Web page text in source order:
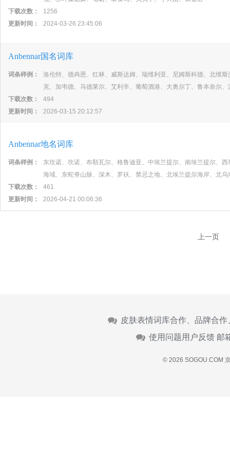
下载次数：
1256
更新时间：
2024-03-26 23:45:06
Anbennar国名词库
词条样例：
洛伦特、德冉恩、红林、威斯达姆、瑞维利亚、尼姆斯科德、北维
克、加韦德、马德莱尔、艾利辛、葡萄酒港、大奥尔丁、鲁本奈尔、
下载次数：
494
更新时间：
2026-03-15 20:12:57
Anbennar地名词库
词条样例：
东坎诺、坎诺、布勒瓦尔、格鲁迪亚、中埃兰提尔、南埃兰提尔、
海域、东蛇脊山脉、深木、罗祆、禁忌之地、北埃兰提尔海岸、北乌
下载次数：
461
更新时间：
2026-04-21 00:06:36
上一页
皮肤表情词库合作、品牌合
使用问题用户反馈 邮
© 2026 SOGOU.COM